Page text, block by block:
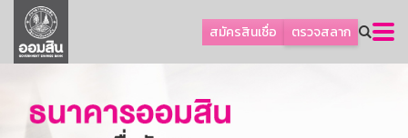
สมัครสินเชื่อ ตรวจสลาก
ลูกค้าธุรกิจ
ลูกค้าผู้ประกอบรายย่อย
ออมเพื่อสุข